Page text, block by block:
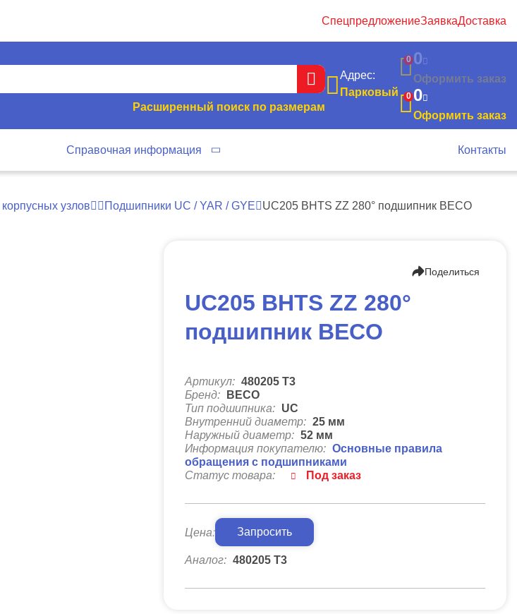
СпецпредложениеЗаявкаДоставка
Расширенный поиск по размерам
Адрес:
Парковый
0 0
Оформить заказ
0 0
Оформить заказ
Справочная информация Контакты
узлов Подшипники UC / YAR / GYE UC205 BHTS ZZ 280° подшипник BECO
Поделиться
UC205 BHTS ZZ 280°
подшипник BECO
Артикул: 480205 Т3
Бренд:
BECO
Тип подшипника: UC
Внутренний диаметр: 25 мм
Наружный диаметр: 52 мм
Информация покупателю: Основные правила
обращения с подшипниками
Статус товара:
Под заказ
Цена: Запросить
Аналог: 480205 Т3